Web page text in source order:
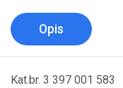
Opis
Kat.br. 3 397 001 583